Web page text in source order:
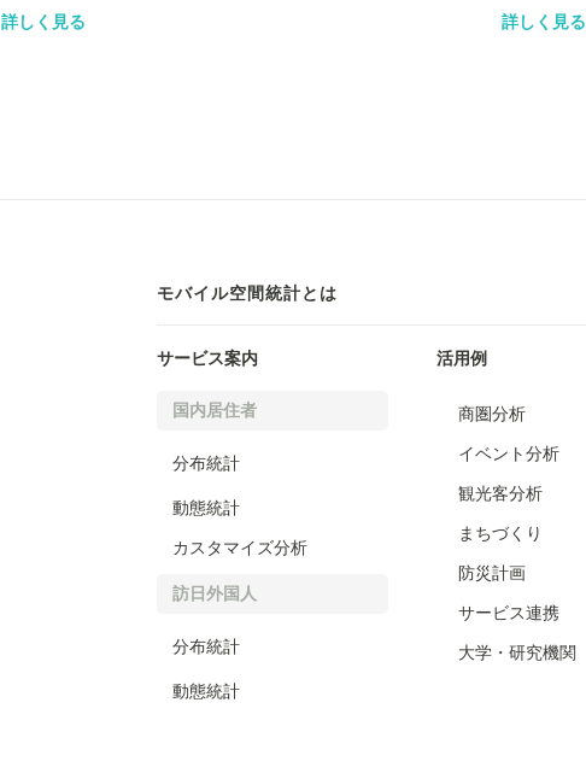
詳しく見る 詳しく見る
モバイル空間統計とは
サービス案内
国内居住者
分布統計
動態統計
カスタマイズ分析
訪日外国人
分布統計
動態統計
活用例
商圏分析
イベント分析
観光客分析
まちづくり
防災計画
サービス連携
大学・研究機関